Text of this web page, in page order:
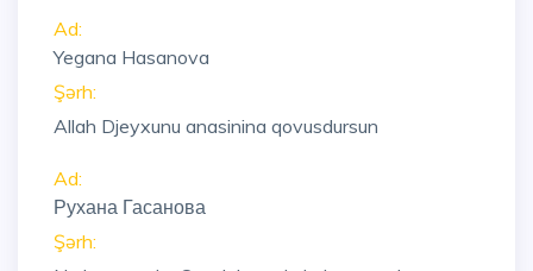
Ad:
Yegana Hasanova
Şərh:
Allah Djeyxunu anasinina qovusdursun
Ad:
Рухана Гасанова
Şərh: